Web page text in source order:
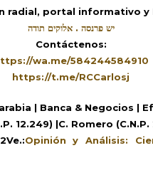
radial, portal informativo y
יש פרנסה . אלוקים תודה
Contáctenos:
wa.me/584244584910
https://t.me/RCCarlosj
| Banca & Negocios |
12.249) |C. Romero (C.N.P.
Opinión y Análisis: